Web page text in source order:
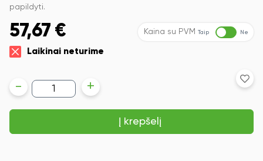
papildyti.
57,67 € Kaina su PVM Taip Ne
Laikinai neturime
produkto
kiekis:
Oro
gaiviklis
diskas
- +
Į krepšelį